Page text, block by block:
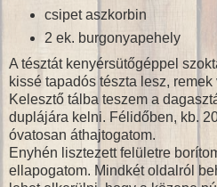
csipet aszkorbin
2 ek. burgonyapehely
A tésztát kenyérsütőgéppel
kissé tapadós tészta lesz,
Kelesztő tálba teszem a
duplájára kelni. Félidőben, kb.
óvatosan áthajtogatom.
Enyhén lisztezett felületre
ellapogatom. Mindkét oldalról